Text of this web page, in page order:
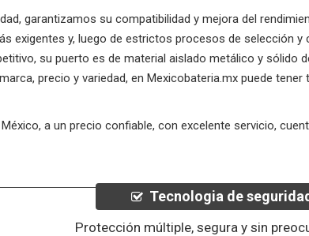
garantizamos su compatibilidad y mejora del
exigentes y, luego de estrictos procesos de selección
su puerto es de material aislado metálico y sólido
precio y variedad, en Mexicobateria.mx puede
a un precio confiable, con excelente servicio,
Tecnologia de
Protección múltiple, segura y sin